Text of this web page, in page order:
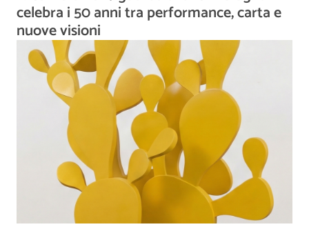
celebra i 50 anni tra performance, carta e
nuove visioni